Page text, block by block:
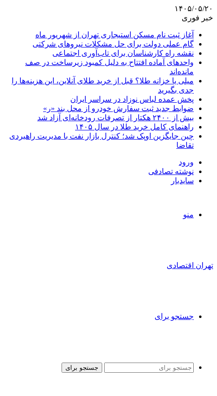
۱۴۰۵/۰۵/۲۰
خبر فوری
آغاز ثبت‌ نام مسکن استیجاری تهران از شهریور ماه
گام عملی دولت برای حل مشکلات نیروهای شرکتی
نقشه راه کارشناسان برای تاب‌آوری اجتماعی
واحدهای آماده افتتاح به دلیل کمبود زیرساخت در صف
مانده‌اند
میلی یا خزانه طلا؟ قبل از خرید طلای آنلاین، این هزینه‌ها را
جدی بگیرید
پخش عمده لباس نوزاد در سراسر ایران
ضوابط جدید ثبت سفارش خودرو از محل بند «ر»
بیش از ۲۴۰۰ هکتار از تصرفات رودخانه‌ای آزاد شد
راهنمای کامل خرید طلا در سال ۱۴۰۵
چین جایگزین اوپک شد؛ کنترل بازار نفت با مدیریت راهبردی
تقاضا
ورود
نوشته تصادفی
سایدبار
منو
تهران اقتصادی
جستجو برای
جستجو برای